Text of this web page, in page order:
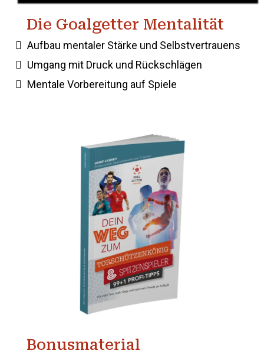
Die Goalgetter Mentalität
Aufbau mentaler Stärke und Selbstvertrauens
Umgang mit Druck und Rückschlägen
Mentale Vorbereitung auf Spiele
Bonusmaterial